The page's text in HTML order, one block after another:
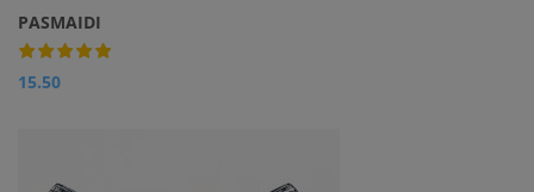
PASMAIDI
15.50